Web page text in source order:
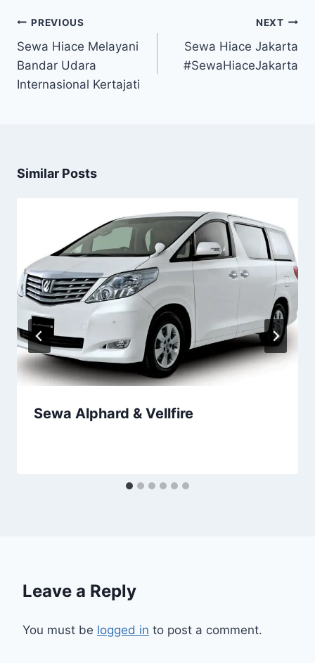
PostPREVIOUS
Sewa Hiace Melayani
Bandar Udara
Internasional Kertajati
NEXT
Sewa Hiace Jakarta
#SewaHiaceJakarta
Similar Posts
Sewa Alphard & Vellfire
Leave a Reply
You must be logged in to post a comment.